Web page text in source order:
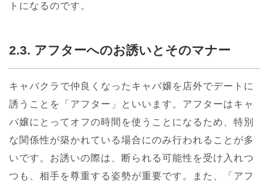
トになるのです。
2.3. アフターへのお誘いとそのマナー
キャバクラで仲良くなったキャバ嬢を店外でデートに
誘うことを「アフター」といいます。アフターはキャ
バ嬢にとってオフの時間を使うことになるため、特別
な関係性が築かれている場合にのみ行われることが多
いです。お誘いの際は、断られる可能性を受け入れつ
つも、相手を尊重する姿勢が重要です。また、「アフ